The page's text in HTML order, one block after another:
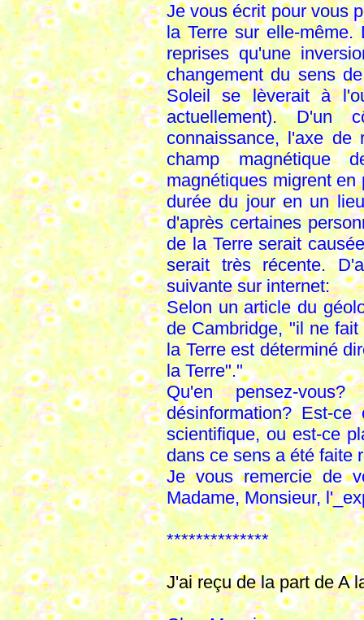
Je vous écrit pour vous
la Terre sur elle-
reprises qu'une
changement du sens
Soleil se lèverait à
actuellement).
connaissance, l'axe
champ magnétique
magnétiques migrent
durée du jour en un
d'après certaines
de la Terre serait
serait très récente.
suivante sur internet:
Selon un article du
de Cambridge, "il ne
la Terre est déterminé
la Terre"."
Qu'en pensez-
désinformation? Est-
scientifique, ou est-ce
dans ce sens a été faite
Je vous remercie de
Madame, Monsieur,
**************
J'ai reçu de la part de A